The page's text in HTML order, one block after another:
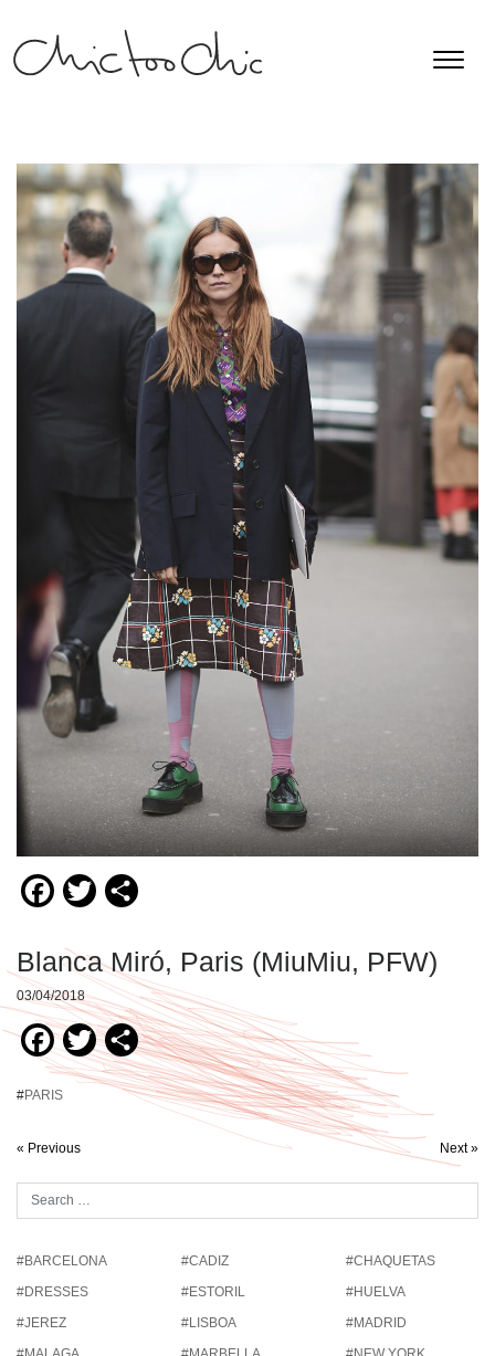
Facebook
Twitter
Blanca Miró, Paris (MiuMiu, PFW)
03/04/2018
Facebook
TwitterCompartir
#PARIS
« Previous Next »
#BARCELONA #CADIZ
#CHAQUETAS
#DRESSES
#ESTORIL
#HUELVA
#JEREZ
#LISBOA
#MADRID